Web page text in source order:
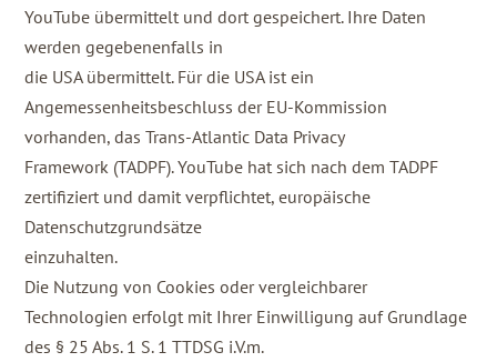
YouTube übermittelt und dort gespeichert. Ihre Daten
werden gegebenenfalls in
die USA übermittelt. Für die USA ist ein
Angemessenheitsbeschluss der EU-Kommission
vorhanden, das Trans-Atlantic Data Privacy
Framework (TADPF). YouTube hat sich nach dem TADPF
zertifiziert und damit verpflichtet, europäische
Datenschutzgrundsätze
einzuhalten.
Die Nutzung von Cookies oder vergleichbarer
Technologien erfolgt mit Ihrer Einwilligung auf Grundlage
des § 25 Abs. 1 S. 1 TTDSG i.V.m.